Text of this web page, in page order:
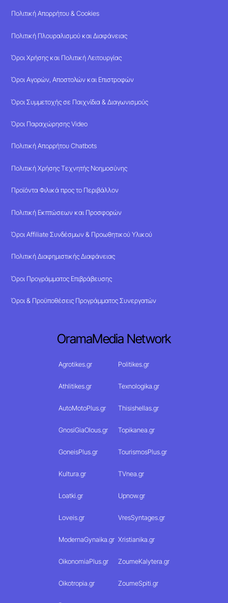
Πολιτική Απορρήτου & Cookies
Πολιτική Πλουραλισμού και Διαφάνειας
Όροι Χρήσης και Πολιτική Λειτουργίας
Όροι Αγορών, Αποστολών και Επιστροφών
Όροι Συμμετοχής σε Παιχνίδια & Διαγωνισμούς
Όροι Παραχώρησης Video
Πολιτική Απορρήτου Chatbots
Πολιτική Χρήσης Τεχνητής Νοημοσύνης
Προϊόντα Φιλικά προς το Περιβάλλον
Πολιτική Εκπτώσεων και Προσφορών
Όροι Affiliate Συνδέσμων & Προωθητικού Υλικού
Πολιτική Διαφημιστικής Διαφάνειας
Όροι Προγράμματος Επιβράβευσης
Όροι & Προϋποθέσεις Προγράμματος Συνεργατών
OramaMedia Network
Agrotikes.gr Politikes.gr
Athlitikes.gr Texnologika.gr
AutoMotoPlus.gr Thisishellas.gr
GnosiGiaOlous.gr Topikanea.gr
GoneisPlus.gr TourismosPlus.gr
Kultura.gr TVnea.gr
Loatki.gr Upnow.gr
Loveis.gr VresSyntages.gr
ModernaGynaika.gr Xristianika.gr
OikonomiaPlus.gr ZoumeKalytera.gr
Oikotropia.gr ZoumeSpiti.gr